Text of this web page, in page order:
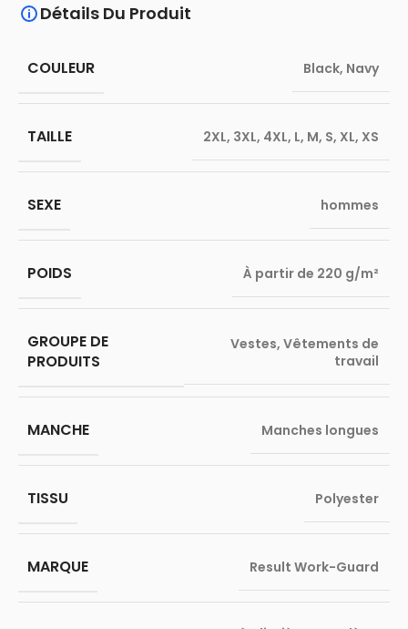
Détails Du Produit
COULEUR Black, Navy
TAILLE 2XL, 3XL, 4XL, L, M, S, XL, XS
SEXE hommes
POIDS À partir de 220 g/m²
GROUPE DE
PRODUITS
Vestes, Vêtements de
travail
MANCHE Manches longues
TISSU Polyester
MARQUE Result Work-Guard